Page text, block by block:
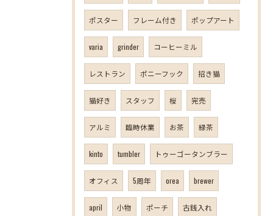
ポスター フレーム付き ポップアート
varia grinder コーヒーミル
レストラン ポニーフック 招き猫
猫好き スタッフ 桜 完売
アルミ 臨時休業 お茶 緑茶
kinto tumbler トゥーゴータンブラー
オフィス 5周年 orea brewer
april 小物 ポーチ 古銭入れ